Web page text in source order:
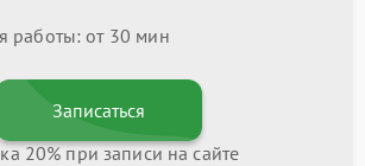
работы: от 30 мин
Записаться
20% при записи на сайте